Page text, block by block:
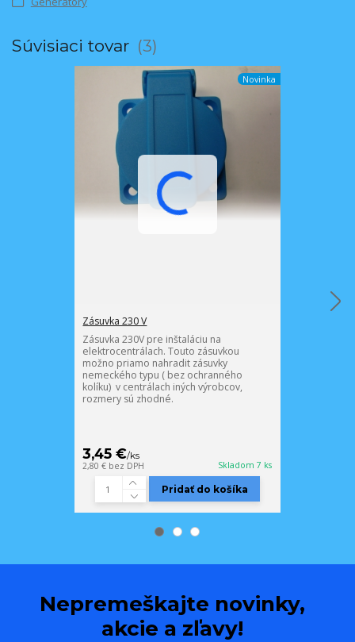
Súvisiaci tovar 3
Novinka
Zásuvka 230 V
Zásuvka 230V pre inštaláciu na
elektrocentrálach. Touto zásuvkou
možno priamo nahradit zásuvky
nemeckého typu ( bez ochranného
kolíku) v centrálach iných výrobcov,
rozmery sú zhodné.
3,45 €/ks
2,80 € bez DPH Skladom 7 ks
Pridať do košíka
Nepremeškajte novinky,
akcie a zľavy!